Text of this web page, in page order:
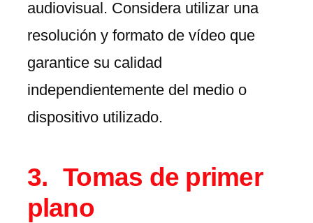
audiovisual. Considera utilizar una
resolución y formato de vídeo que
garantice su calidad
independientemente del medio o
dispositivo utilizado.
Tomas de primer
plano